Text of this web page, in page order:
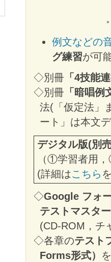
例文などの
グ練習が可
◇別冊 「4技能
◇別冊 「暗唱例
法(「仮定法」
ート」は本文
デジタル版(別
（①学習者用
(詳細はこちら
◇Google フォ
テストマスター
(CD-ROM，チ
◇各章のテスト
Forms形式）